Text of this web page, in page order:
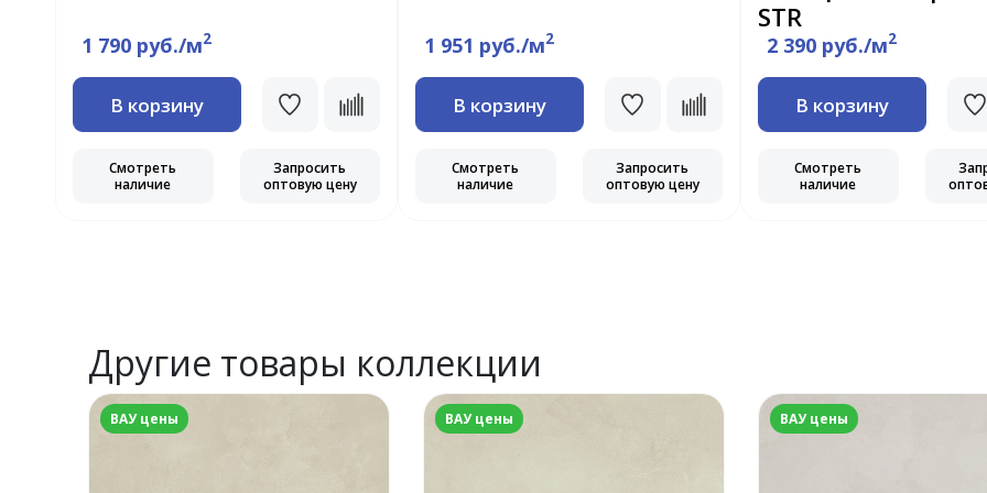
1 790 руб./м2
В корзину
Смотреть
наличие
Запросить
оптовую цену
1 951 руб./м2
В корзину
Смотреть
наличие
Запросить
оптовую цену
STR
2 390 руб./м2
В корзину
Смотреть
наличие
Другие товары коллекции
ВАУ цены ВАУ цены ВАУ цены